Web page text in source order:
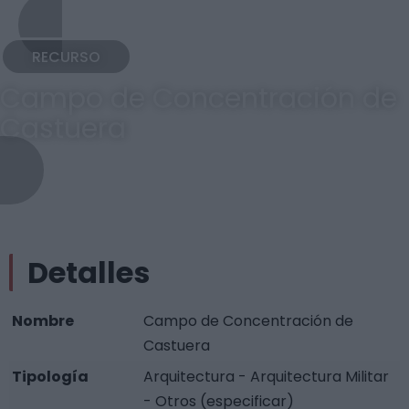
RECURSO
Detalles
Nombre
Campo de Concentración de
Castuera
Tipología
Arquitectura - Arquitectura Militar
- Otros (especificar)